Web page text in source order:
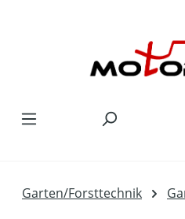
Garten/Forsttechnik